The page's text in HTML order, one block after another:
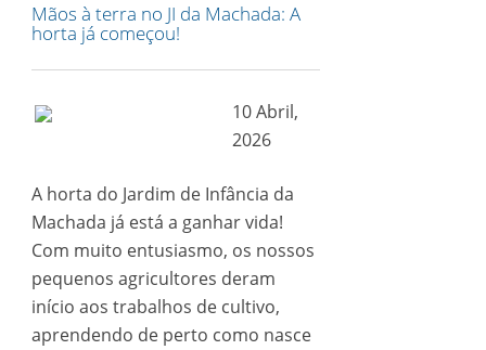
Mãos à terra no JI da Machada: A
horta já começou!
10 Abril,
2026
A horta do Jardim de Infância da
Machada já está a ganhar vida!
Com muito entusiasmo, os nossos
pequenos agricultores deram
início aos trabalhos de cultivo,
aprendendo de perto como nasce